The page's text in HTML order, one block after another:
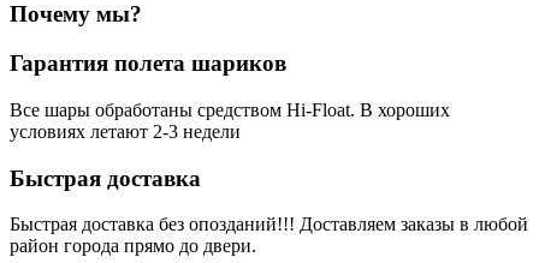
Почему мы?
Гарантия полета шариков
Все шары обработаны средством Hi-Float. В хороших
условиях летают 2-3 недели
Быстрая доставка
Быстрая доставка без опозданий!!! Доставляем заказы в любой
район города прямо до двери.